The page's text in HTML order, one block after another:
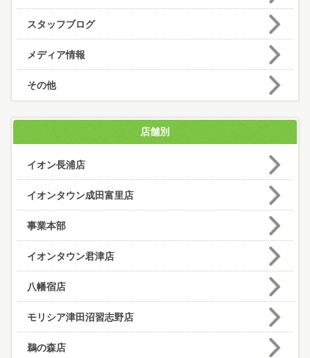
スタッフブログ
メディア情報
その他
店舗別
イオン長浦店
イオンタウン成田富里店
事業本部
イオンタウン君津店
八幡宿店
モリシア津田沼習志野店
鵜の森店